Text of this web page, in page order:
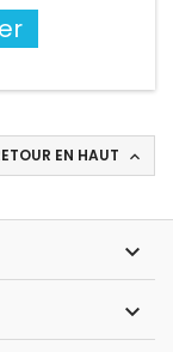
EN HAUT 

